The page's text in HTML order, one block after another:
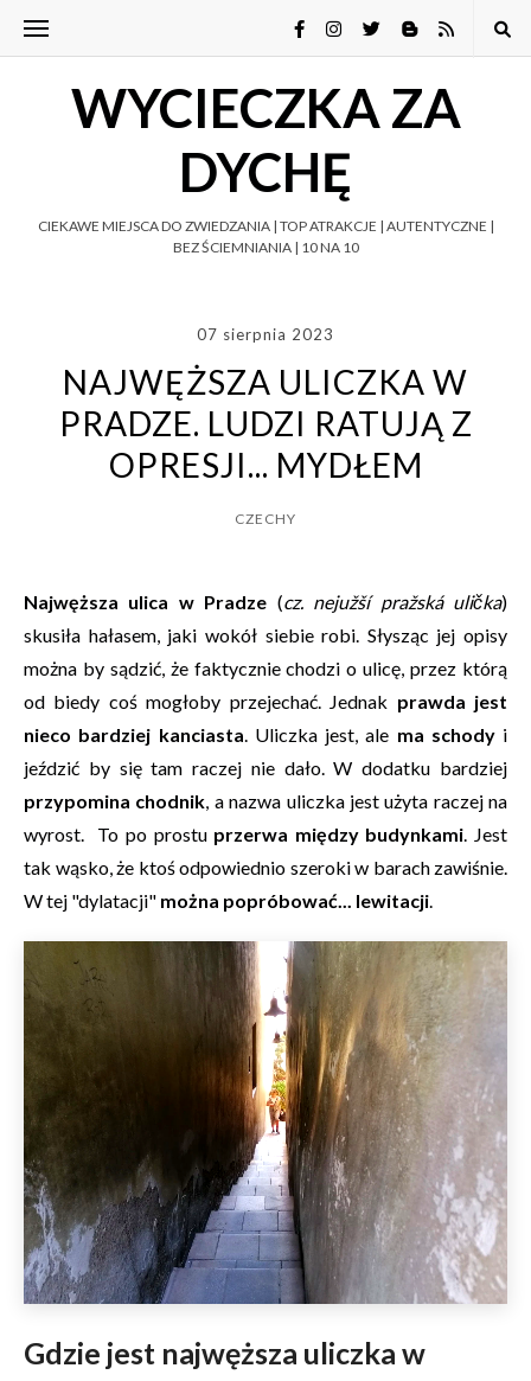
WYCIECZKA ZA
DYCHĘ
CIEKAWE MIEJSCA DO ZWIEDZANIA | TOP ATRAKCJE | AUTENTYCZNE |
BEZ ŚCIEMNIANIA | 10 NA 10
07 sierpnia 2023
NAJWĘŻSZA ULICZKA W
PRADZE. LUDZI RATUJĄ Z
OPRESJI... MYDŁEM
CZECHY
Najwęższa ulica w Pradze (cz. nejužší pražská ulička)
skusiła hałasem, jaki wokół siebie robi. Słysząc jej opisy
można by sądzić, że faktycznie chodzi o ulicę, przez którą
od biedy coś mogłoby przejechać. Jednak prawda jest
nieco bardziej kanciasta. Uliczka jest, ale ma schodyi
jeździć by się tam raczej nie dało. W dodatku bardziej
przypomina chodnik, a nazwa uliczka jest użyta raczej na
wyrost. To po prostu przerwa między budynkami. Jest
tak wąsko, że ktoś odpowiednio szeroki w barach zawiśnie.
W tej "dylatacji" można popróbować... lewitacji.
Gdzie jest najwęższa uliczka w